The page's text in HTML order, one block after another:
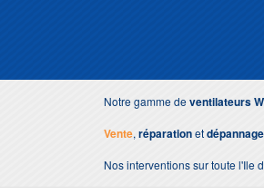
Notre gamme deventilateurs
Vente, réparationet
Nos interventions sur toute l'Ile